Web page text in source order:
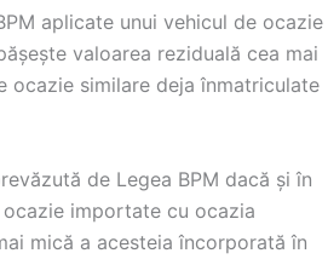
aplicate unui vehicul de ocazie
valoarea reziduală cea mai
ocazie similare deja înmatriculate
de Legea BPM dacă și în
importate cu ocazia
mică a acesteia încorporată în